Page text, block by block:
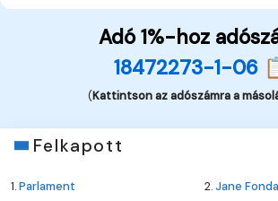
Adó 1%-hoz
18472273-1-06
(Kattintson az adószámra a
Felkapott
1.Parlament 2.Jane Fonda